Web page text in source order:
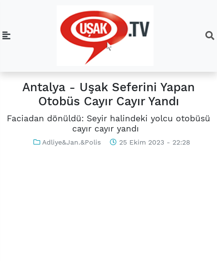
Antalya - Uşak Seferini Yapan
Otobüs Cayır Cayır Yandı
Faciadan dönüldü: Seyir halindeki yolcu otobüsü
cayır cayır yandı
Adliye&Jan.&Polis 25 Ekim 2023 - 22:28